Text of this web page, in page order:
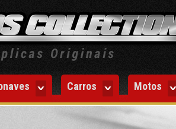
Carros Motos